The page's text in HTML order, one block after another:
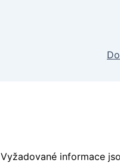
Vyžadované informace